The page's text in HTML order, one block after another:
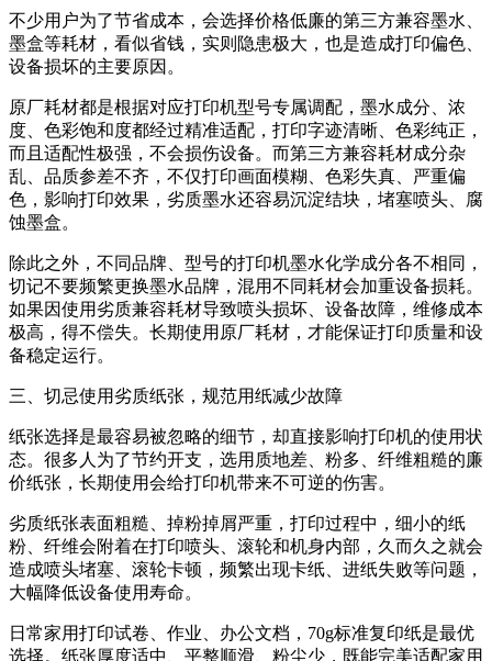
不少用户为了节省成本，会选择价格低廉的第三方兼容墨水、
墨盒等耗材，看似省钱，实则隐患极大，也是造成打印偏色、
设备损坏的主要原因。
原厂耗材都是根据对应打印机型号专属调配，墨水成分、浓
度、色彩饱和度都经过精准适配，打印字迹清晰、色彩纯正，
而且适配性极强，不会损伤设备。而第三方兼容耗材成分杂
乱、品质参差不齐，不仅打印画面模糊、色彩失真、严重偏
色，影响打印效果，劣质墨水还容易沉淀结块，堵塞喷头、腐
蚀墨盒。
除此之外，不同品牌、型号的打印机墨水化学成分各不相同，
切记不要频繁更换墨水品牌，混用不同耗材会加重设备损耗。
如果因使用劣质兼容耗材导致喷头损坏、设备故障，维修成本
极高，得不偿失。长期使用原厂耗材，才能保证打印质量和设
备稳定运行。
三、切忌使用劣质纸张，规范用纸减少故障
纸张选择是最容易被忽略的细节，却直接影响打印机的使用状
态。很多人为了节约开支，选用质地差、粉多、纤维粗糙的廉
价纸张，长期使用会给打印机带来不可逆的伤害。
劣质纸张表面粗糙、掉粉掉屑严重，打印过程中，细小的纸
粉、纤维会附着在打印喷头、滚轮和机身内部，久而久之就会
造成喷头堵塞、滚轮卡顿，频繁出现卡纸、进纸失败等问题，
大幅降低设备使用寿命。
日常家用打印试卷、作业、办公文档，70g标准复印纸是最优
选择。纸张厚度适中、平整顺滑、粉尘少，既能完美适配家用